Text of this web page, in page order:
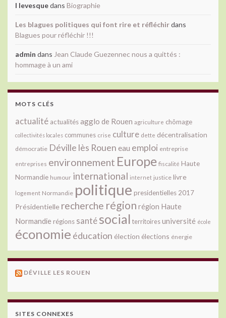
l levesquedans Biographie
Les blagues politiques qui font rire et réfléchirdans
Blagues pour réfléchir !!!
admin dans Jean Claude Guezennec nous a quittés :
hommage à un ami
MOTS CLÉS
actualité actualitésagglo de Rouen agriculture chômage
collectivités locales communes crise culture dette décentralisation
démocratie Déville lès Rouen eau emploi entreprise
entreprises environnement Europe fiscalité Haute
Normandie humour international internet justice livre
logement Normandie politique presidentielles 2017
Présidentielle recherche région région Haute
Normandie régions santésocial territoiresuniversité école
économie éducation élection élections énergie
DÉVILLE LES ROUEN
SITES CONNEXES